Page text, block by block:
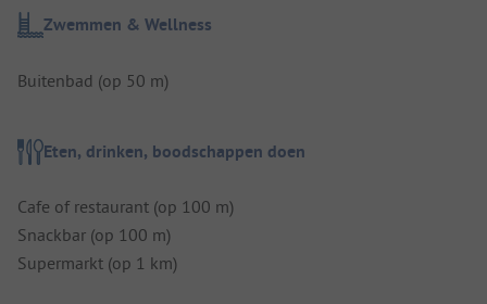
Zwemmen & Wellness
Buitenbad (op 50 m)
Eten, drinken, boodschappen doen
Cafe of restaurant (op 100 m)
Snackbar (op 100 m)
Supermarkt (op 1 km)